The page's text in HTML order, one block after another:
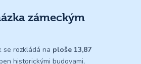
zámeckým
se rozkládá na ploše 13,87
historickými budovami,